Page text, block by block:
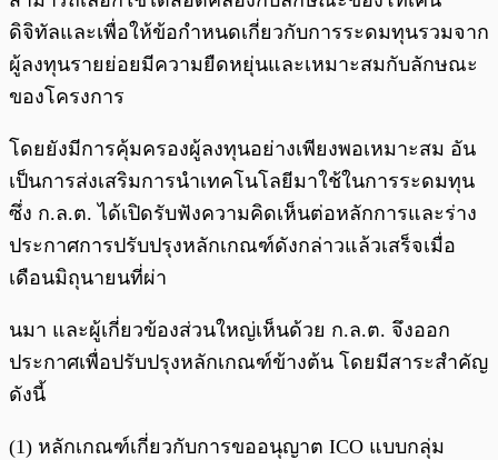
ดิจิทัลและเพื่อให้ข้อกำหนดเกี่ยวกับการระดมทุนรวมจาก
ผู้ลงทุนรายย่อยมีความยืดหยุ่นและเหมาะสมกับลักษณะ
ของโครงการ
โดยยังมีการคุ้มครองผู้ลงทุนอย่างเพียงพอเหมาะสม อัน
เป็นการส่งเสริมการนำเทคโนโลยีมาใช้ในการระดมทุน
ซึ่ง ก.ล.ต. ได้เปิดรับฟังความคิดเห็นต่อหลักการและร่าง
ประกาศการปรับปรุงหลักเกณฑ์ดังกล่าวแล้วเสร็จเมื่อ
เดือนมิถุนายนที่ผ่า
นมา และผู้เกี่ยวข้องส่วนใหญ่เห็นด้วย ก.ล.ต. จึงออก
ประกาศเพื่อปรับปรุงหลักเกณฑ์ข้างต้น โดยมีสาระสำคัญ
ดังนี้
(1) หลักเกณฑ์เกี่ยวกับการขออนุญาต ICO แบบกลุ่ม